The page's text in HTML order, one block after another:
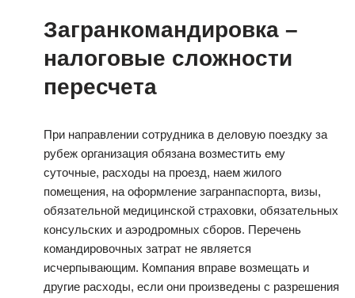
Загранкомандировка –
налоговые сложности
пересчета
При направлении сотрудника в деловую поездку за
рубеж организация обязана возместить ему
суточные, расходы на проезд, наем жилого
помещения, на оформление загранпаспорта, визы,
обязательной медицинской страховки, обязательных
консульских и аэродромных сборов. Перечень
командировочных затрат не является
исчерпывающим. Компания вправе возмещать и
другие расходы, если они произведены с разрешения